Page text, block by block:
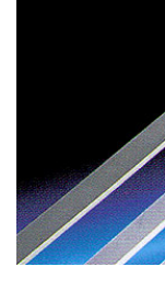
หมวดสินค้าที่ส
รายละเอียดเพิ่